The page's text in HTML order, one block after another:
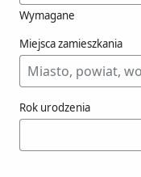
Wymagane
Miejsca zamieszkania
Rok urodzenia